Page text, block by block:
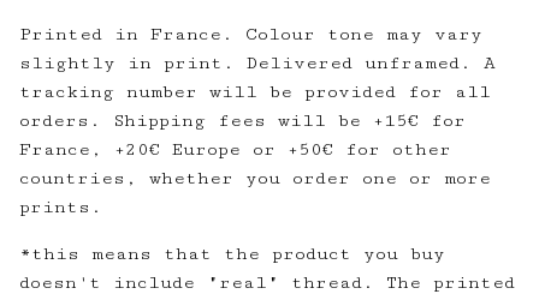
Printed in France. Colour tone may vary
slightly in print. Delivered unframed. A
tracking number will be provided for all
orders. Shipping fees will be +15€ for
France, +20€ Europe or +50€ for other
countries, whether you order one or more
prints.
*this means that the product you buy
doesn't include "real" thread. The printed